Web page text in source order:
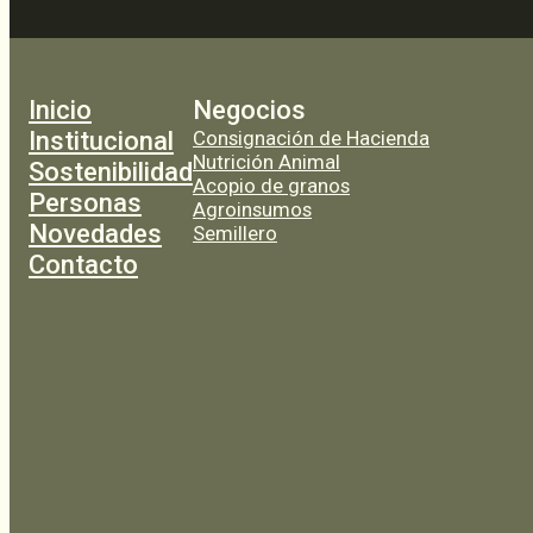
Inicio
Institucional
Sostenibilidad
Personas
Novedades
Contacto
Negocios
Consignación de Hacienda
Nutrición Animal
Acopio de granos
Agroinsumos
Semillero